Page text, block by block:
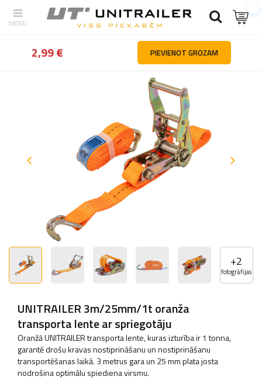
Atpakaļ Mājas Kravas nostiprināšana Kravas nostiprināšanas
+2
fotogrāfijas
UNITRAILER 3m/25mm/1t oranža
transporta lente ar spriegotāju
Oranžā UNITRAILER transporta lente, kuras izturība ir 1 tonna,
garantē drošu kravas nostiprināšanu un nostiprināšanu
transportēšanas laikā. 3 metrus gara un 25 mm plata josta
nodrošina optimālu spiediena virsmu.
2,99 € PIEVIENOT GROZAM